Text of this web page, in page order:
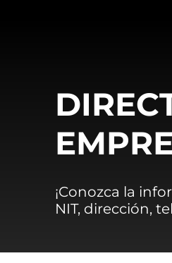
¡Conozca la
NIT, dirección,